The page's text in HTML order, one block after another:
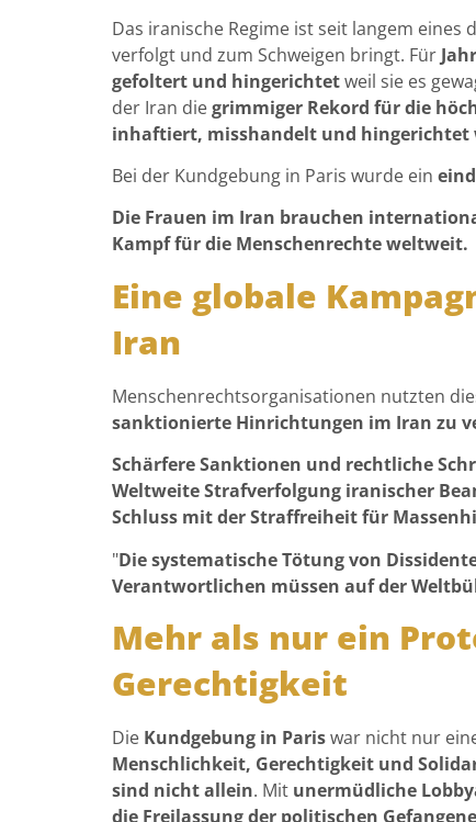
Das iranische Regime ist seit langem eines
verfolgt und zum Schweigen bringt. Für
gefoltert und hingerichtetweil sie es
der Iran diegrimmiger Rekord für die
inhaftiert, misshandelt und hingerichtet
Bei der Kundgebung in Paris wurde ein
Die Frauen im Iran brauchen
Kampf für die Menschenrechte weltweit.
Eine globale
Iran
Menschenrechtsorganisationen nutzten
sanktionierte Hinrichtungen im Iran zu
Schärfere Sanktionen und rechtliche
Weltweite Strafverfolgung iranischer
Schluss mit der Straffreiheit für
"Die systematische Tötung von
Verantwortlichen müssen auf der
Mehr als nur ein
Gerechtigkeit
Die Kundgebung in Pariswar nicht nur
Menschlichkeit, Gerechtigkeit und
sind nicht allein. Mit unermüdliche
die Freilassung der politischen